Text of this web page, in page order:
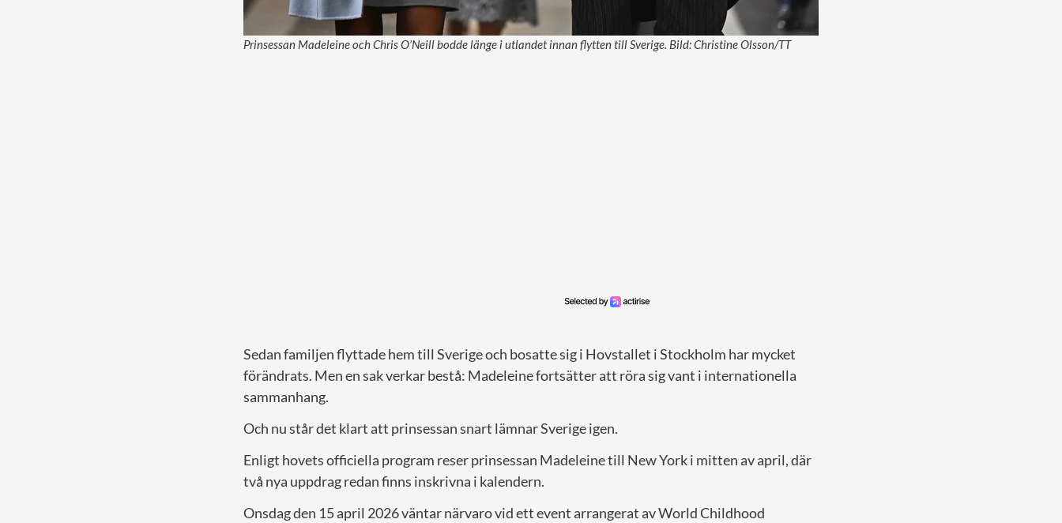
Prinsessan Madeleine och Chris O’Neill bodde länge i utlandet innan flytten till Sverige. Bild: Christine Olsson/TT
Sedan familjen flyttade hem till Sverige och bosatte sig i Hovstallet i Stockholm har mycket
förändrats. Men en sak verkar bestå: Madeleine fortsätter att röra sig vant i internationella
sammanhang.
Och nu står det klart att prinsessan snart lämnar Sverige igen.
Enligt hovets officiella program reser prinsessan Madeleine till New York i mitten av april, där
två nya uppdrag redan finns inskrivna i kalendern.
Onsdag den 15 april 2026 väntar närvaro vid ett event arrangerat av World Childhood